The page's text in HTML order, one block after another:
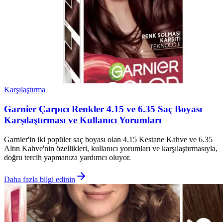
Karşılaştırma
Garnier Çarpıcı Renkler 4.15 ve 6.35 Saç Boyası
Karşılaştırması ve Kullanıcı Yorumları
Garnier'in iki popüler saç boyası olan 4.15 Kestane Kahve ve 6.35
Altın Kahve'nin özellikleri, kullanıcı yorumları ve karşılaştırmasıyla,
doğru tercih yapmanıza yardımcı oluyor.
Daha fazla bilgi edinin